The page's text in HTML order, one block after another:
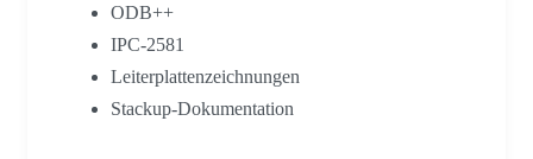
ODB++
IPC-2581
Leiterplattenzeichnungen
Stackup-Dokumentation